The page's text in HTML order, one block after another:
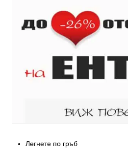
Легнете по гръб